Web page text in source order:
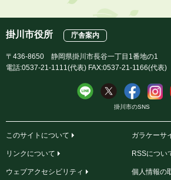
掛川市役所 庁舎案内
〒436-8650 静岡県掛川市長谷一丁目1番地の1
電話:0537-21-1111(代表) FAX:0537-21-1166(代表)
掛川市のSNS
このサイトについて ガラケーサ
リンクについて RSSについ
ウェブアクセシビリティ 個人情報の